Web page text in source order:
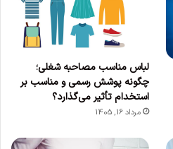
لباس مناسب مصاحبه شغلی؛
چگونه پوشش رسمی و مناسب بر
استخدام تأثیر می‌گذارد؟
مرداد 16, 1405